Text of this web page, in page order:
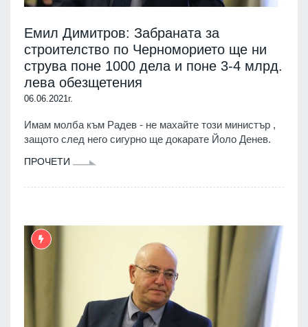
Емил Димитров: Забраната за
строителство по Черноморието ще ни
струва поне 1000 дела и поне 3-4 млрд.
лева обезщетения
06.06.2021г.
Имам молба към Радев - не махайте този министър ,
защото след него сигурно ще докарате Йоло Денев.
ПРОЧЕТИ